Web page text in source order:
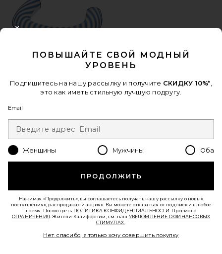
ПЛАВУЧИЕ ЭЛЕМЕНТЫ В
NOODLE FLOATS
FUNBOY
ПОВЫШАЙТЕ СВОЙ МОДНЫЙ
УРОВЕНЬ
Подпишитесь на нашу рассылку и получите СКИДКУ 10%*
это как иметь стильную лучшую подругу.
Email
Женщины Мужчины Оба
ПРОДОЛЖИТЬ
Нажимая «Продолжить», вы соглашаетесь получать нашу рассылку о новых
поступлениях, распродажах и акциях. Вы можете отказаться от подписки в любое
время. Посмотреть ПОЛИТИКА КОНФИДЕНЦИАЛЬНОСТИ . Просмотр
ОГРАНИЧЕНИЯ . Жители Калифорнии, см. наш УВЕДОМЛЕНИЕ О ФИНАНСОВЫХ
СТИМУЛАХ.
Нет, спасибо, я только хочу совершить покупку